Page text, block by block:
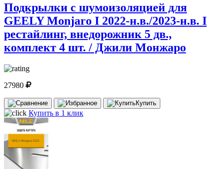
Подкрылки с шумоизоляцией для
GEELY Monjaro I 2022-н.в./2023-н.в. I
рестайлинг, внедорожник 5 дв.,
комплект 4 шт. / Джили Монжаро
27980
Купить
Купить в 1 клик